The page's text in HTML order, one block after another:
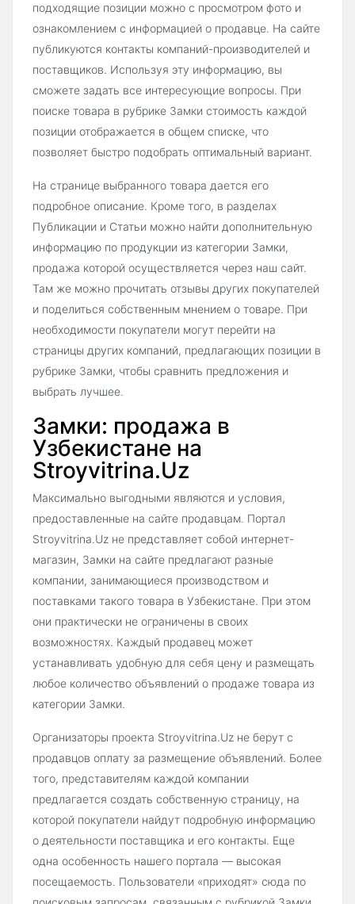
подходящие позиции можно с просмотром фото и
ознакомлением с информацией о продавце. На сайте
публикуются контакты компаний-производителей и
поставщиков. Используя эту информацию, вы
сможете задать все интересующие вопросы. При
поиске товара в рубрике Замки стоимость каждой
позиции отображается в общем списке, что
позволяет быстро подобрать оптимальный вариант.
На странице выбранного товара дается его
подробное описание. Кроме того, в разделах
Публикации и Статьи можно найти дополнительную
информацию по продукции из категории Замки,
продажа которой осуществляется через наш сайт.
Там же можно прочитать отзывы других покупателей
и поделиться собственным мнением о товаре. При
необходимости покупатели могут перейти на
страницы других компаний, предлагающих позиции в
рубрике Замки, чтобы сравнить предложения и
выбрать лучшее.
Замки: продажа в
Узбекистане на
Stroyvitrina.Uz
Максимально выгодными являются и условия,
предоставленные на сайте продавцам. Портал
Stroyvitrina.Uz не представляет собой интернет-
магазин, Замки на сайте предлагают разные
компании, занимающиеся производством и
поставками такого товара в Узбекистане. При этом
они практически не ограничены в своих
возможностях. Каждый продавец может
устанавливать удобную для себя цену и размещать
любое количество объявлений о продаже товара из
категории Замки.
Организаторы проекта Stroyvitrina.Uz не берут с
продавцов оплату за размещение объявлений. Более
того, представителям каждой компании
предлагается создать собственную страницу, на
которой покупатели найдут подробную информацию
о деятельности поставщика и его контакты. Еще
одна особенность нашего портала — высокая
посещаемость. Пользователи «приходят» сюда по